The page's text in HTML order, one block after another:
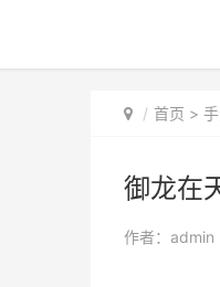
首页 >
御龙在
作者： admin